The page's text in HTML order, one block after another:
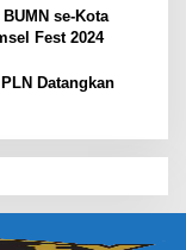
se-Kota
Fest 2024
Datangkan